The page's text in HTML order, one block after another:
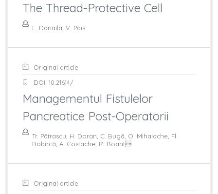
The Thread-Protective Cell
L. Dãnãilã, V. Pãis
Original article
DOI: 10.21614/
Managementul Fistulelor
Pancreatice Post-Operatorii
Tr. Pãtrascu, H. Doran, C. Bugã, O. Mihalache, Fl.
Bobircã, A. Costache, R. Boant
Original article